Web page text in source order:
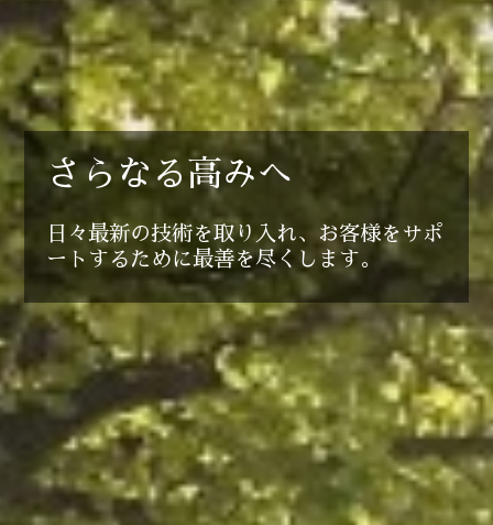
さらなる高みへ
日々最新の技術を取り入れ、お客様をサポ
ートするために最善を尽くします。